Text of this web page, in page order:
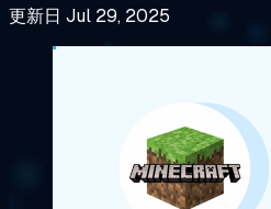
更新日 Jul 29, 2025